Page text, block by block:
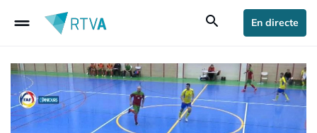
drag_handle search En directe